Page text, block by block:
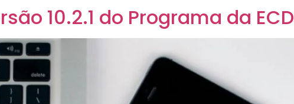
10.2.1 do Programa da ECD